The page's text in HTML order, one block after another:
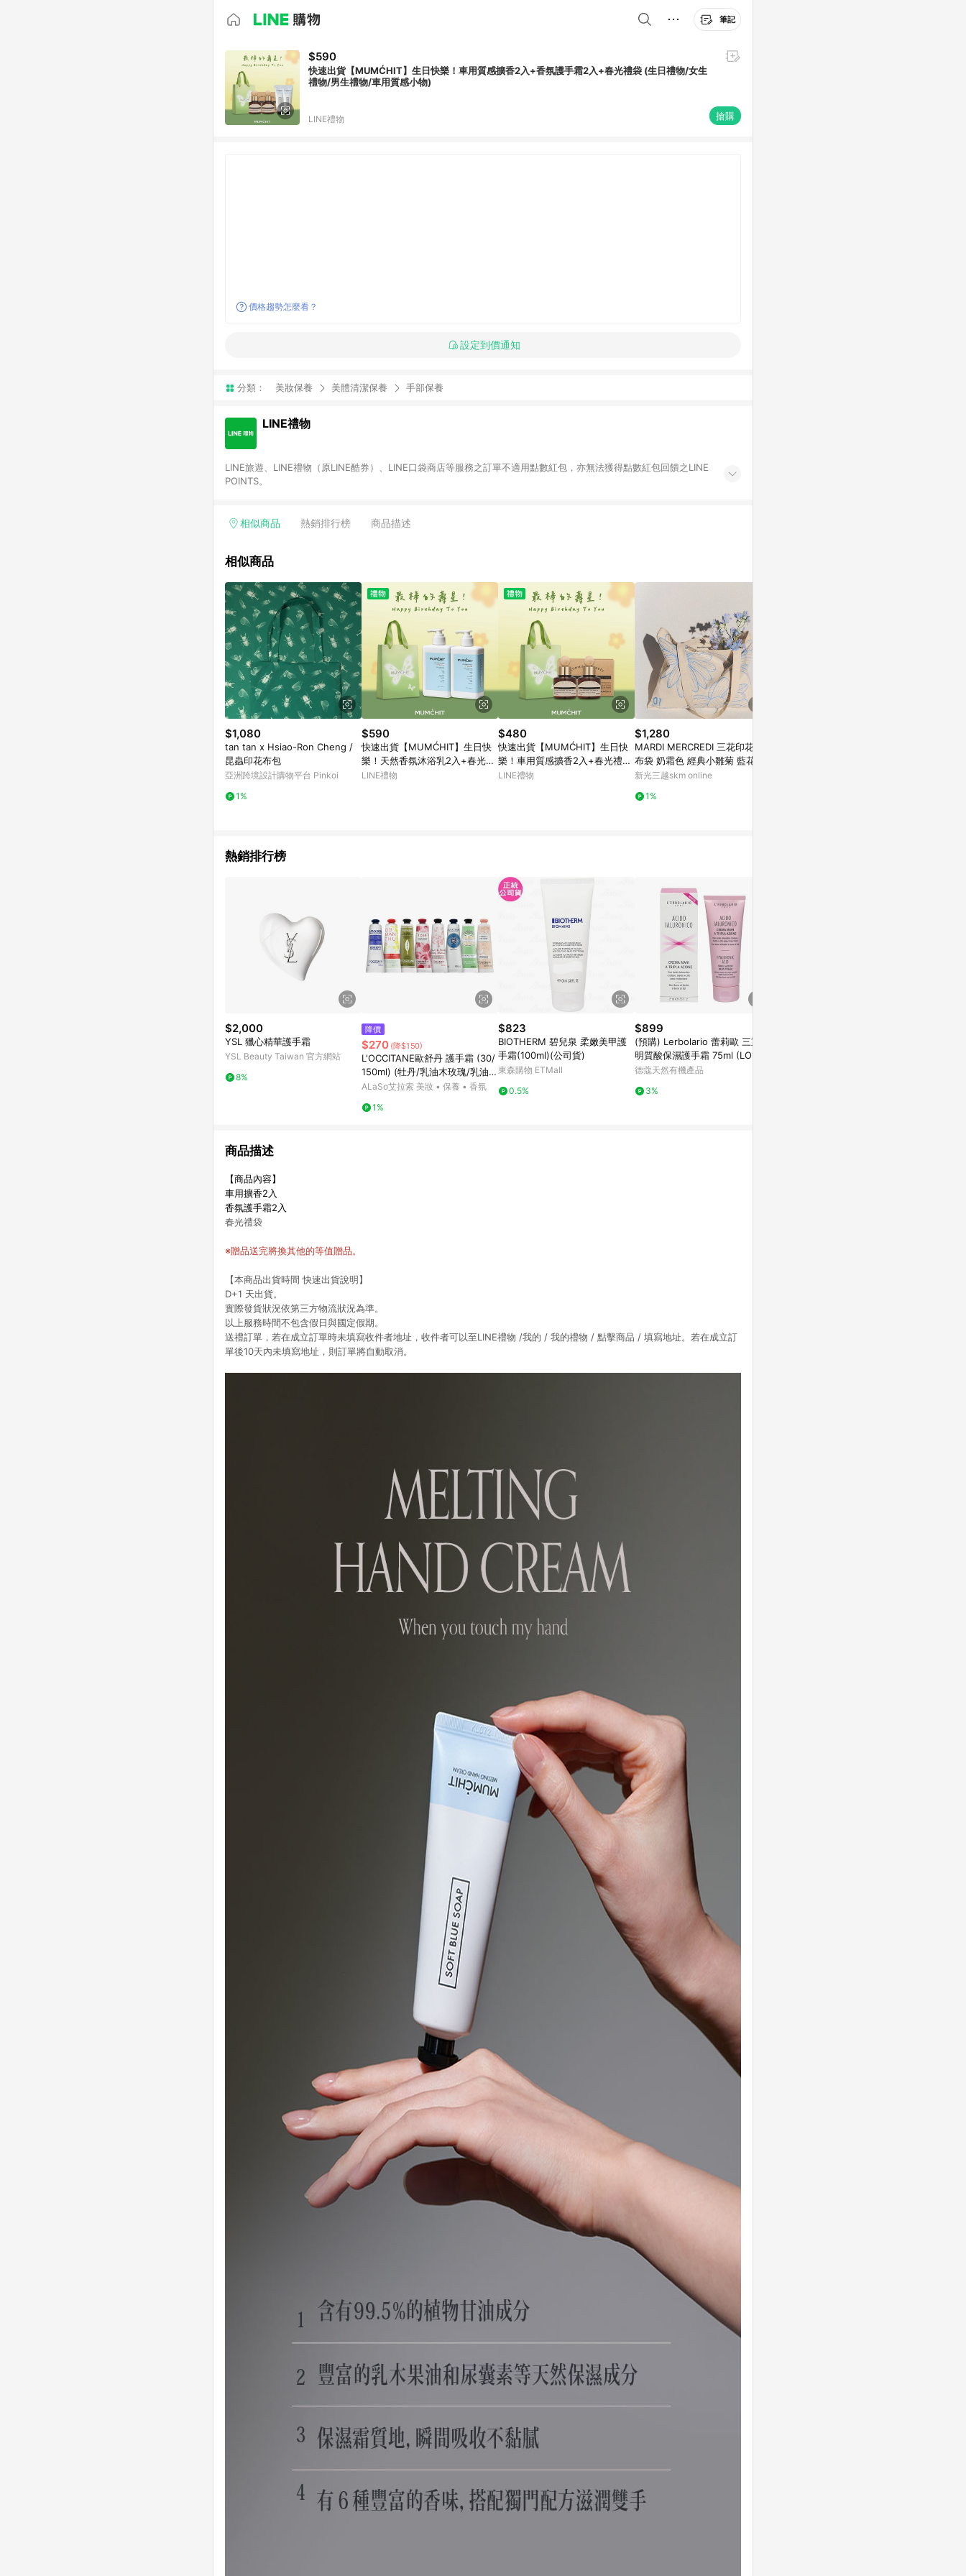
筆記
$590
快速出貨【MUMĆHIT】生日快樂！車用質感擴香2入+香氛護手霜2入+春光禮袋 (生日禮物/女生
禮物/男生禮物/車用質感小物)
LINE禮物 搶購
價格趨勢怎麼看？
設定到價通知
分類： 美妝保養 美體清潔保養 手部保養
LINE禮物
LINE旅遊、LINE禮物（原LINE酷券）、LINE口袋商店等服務之訂單不適用點數紅包，亦無法獲得點數紅包回饋之LINE
POINTS。
相似商品 熱銷排行榜 商品描述
相似商品
$1,080
tan tan x Hsiao-Ron Cheng /
昆蟲印花布包
亞洲跨境設計購物平台 Pinkoi
1%
$590
快速出貨【MUMĆHIT】生日快
樂！天然香氛沐浴乳2入+春光禮
袋『LINE 禮物獨家』(生日禮物/
LINE禮物
$480
快速出貨【MUMĆHIT】生日快
樂！車用質感擴香2入+春光禮袋
(生日禮物/女生禮物/男生禮物/車
LINE禮物
$1,280
MARDI MERCREDI 三花印花帆
布袋 奶霜色 經典小雛菊 藍花 純
棉 CANVAS BAG TRIPLE FLOW
新光三越skm online
1%
熱銷排行榜
$2,000
YSL 獵心精華護手霜
YSL Beauty Taiwan 官方網站
8%
降價
$270 (降$150)
L'OCCITANE歐舒丹 護手霜 (30/
150ml) (牡丹/乳油木玫瑰/乳油
木/玫瑰花園/櫻花/自然秘境乳油
杏仁)
ALaSo艾拉索 美妝 • 保養 • 香氛
1%
$823
BIOTHERM 碧兒泉 柔嫩美甲護
手霜(100ml)(公司貨)
東森購物 ETMall
0.5%
$899
(預購) Lerbolario 蕾莉歐 三重透
明質酸保濕護手霜 75ml (LO165)
德蔻天然有機產品
3%
商品描述
【商品內容】
車用擴香2入
香氛護手霜2入
春光禮袋
※贈品送完將換其他的等值贈品。
【本商品出貨時間 快速出貨說明】
D+1 天出貨。
實際發貨狀況依第三方物流狀況為準。
以上服務時間不包含假日與國定假期。
送禮訂單，若在成立訂單時未填寫收件者地址，收件者可以至LINE禮物 /我的 / 我的禮物 / 點擊商品 / 填寫地址。若在成立訂
單後10天內未填寫地址，則訂單將自動取消。